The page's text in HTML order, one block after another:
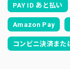
PAY ID あと払い
Amazon Pay
コンビニ決済ま